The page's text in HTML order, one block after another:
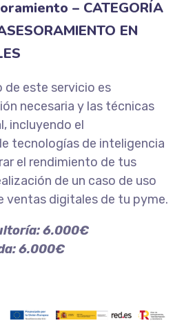
– CATEGORÍA
EN
de este servicio es
necesaria y las técnicas
incluyendo el
tecnologías de inteligencia
el rendimiento de tus
de un caso de uso
ventas digitales de tu pyme.
6.000€
6.000€